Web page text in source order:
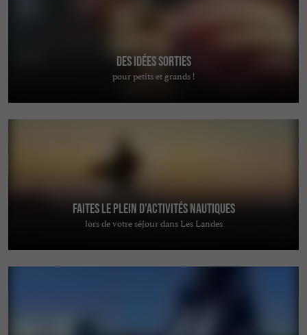
Des idées sorties
pour petits et grands !
Faites le plein d'activités nautiques
lors de votre séjour dans Les Landes